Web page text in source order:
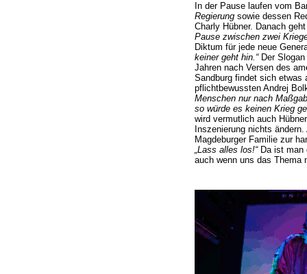
In der Pause laufen vom
Regierungsowie dessen
Charly Hübner. Danach
Pause zwischen zwei
Diktum für jede neue
keiner geht hin.“Der Slogan
Jahren nach Versen des
Sandburg findet sich etwas
pflichtbewussten Andrej
Menschen nur nach
so würde es keinen Krieg
wird vermutlich auch
Inszenierung nichts
Magdeburger Familie zur
„Lass alles los!“Da ist man
auch wenn uns das Thema